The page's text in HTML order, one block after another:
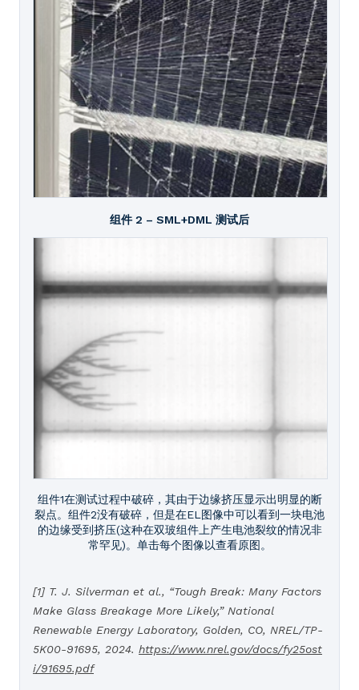
组件 2 – SML+DML 测试后
组件1在测试过程中破碎，其由于边缘挤压显示出明显的断
裂点。组件2没有破碎，但是在EL图像中可以看到一块电池
的边缘受到挤压(这种在双玻组件上产生电池裂纹的情况非
常罕见)。单击每个图像以查看原图。
[1] T. J. Silverman et al., “Tough Break: Many Factors
Make Glass Breakage More Likely,” National
Renewable Energy Laboratory, Golden, CO, NREL/TP-
5K00-91695, 2024. https://www.nrel.gov/docs/fy25ost
i/91695.pdf